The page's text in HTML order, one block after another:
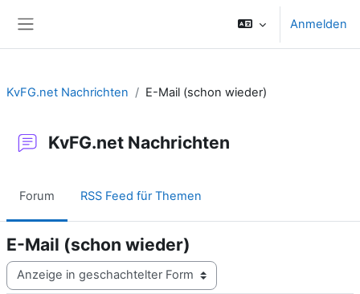
Anmelden
KvFG.net Nachrichten E-Mail (schon wieder)
KvFG.net Nachrichten
Forum RSS Feed für Themen
E-Mail (schon wieder)
Anzeigemodus